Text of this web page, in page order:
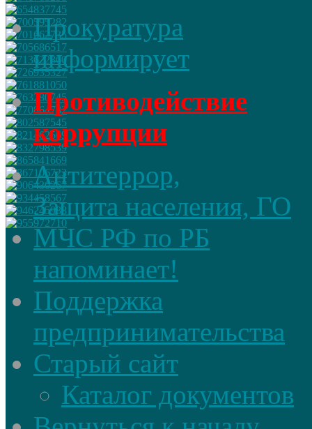
Прокуратура
информирует
Противодействие
коррупции
Антитеррор,
Защита населения, ГО
МЧС РФ по РБ
напоминает!
Поддержка
предпринимательства
Старый сайт
Каталог документов